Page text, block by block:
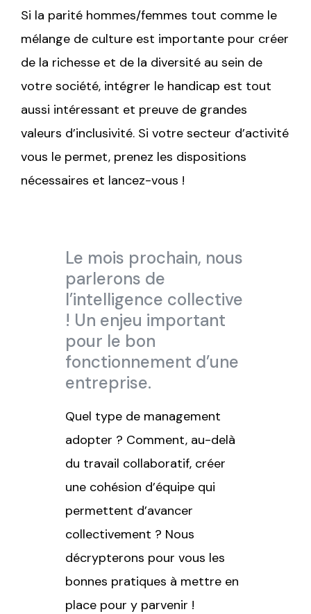
Si la parité hommes/femmes tout comme le
mélange de culture est importante pour créer
de la richesse et de la diversité au sein de
votre société, intégrer le handicap est tout
aussi intéressant et preuve de grandes
valeurs d’inclusivité. Si votre secteur d’activité
vous le permet, prenez les dispositions
nécessaires et lancez-vous !
Le mois prochain, nous
parlerons de
l’intelligence collective
! Un enjeu important
pour le bon
fonctionnement d’une
entreprise.
Quel type de management
adopter ? Comment, au-delà
du travail collaboratif, créer
une cohésion d’équipe qui
permettent d’avancer
collectivement ? Nous
décrypterons pour vous les
bonnes pratiques à mettre en
place pour y parvenir !